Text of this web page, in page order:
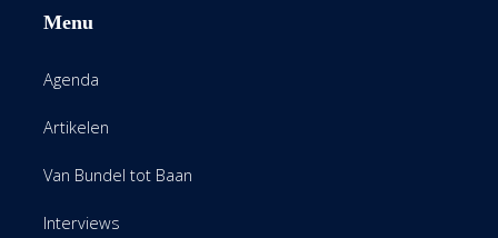
Menu
Agenda
Artikelen
Van Bundel tot Baan
Interviews